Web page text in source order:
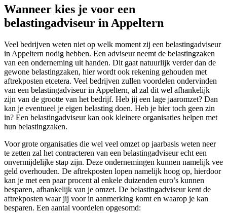
Wanneer kies je voor een
belastingadviseur in Appeltern
Veel bedrijven weten niet op welk moment zij een belastingadviseur
in Appeltern nodig hebben. Een adviseur neemt de belastingzaken
van een onderneming uit handen. Dit gaat natuurlijk verder dan de
gewone belastingzaken, hier wordt ook rekening gehouden met
aftrekposten etcetera. Veel bedrijven zullen voordelen ondervinden
van een belastingadviseur in Appeltern, al zal dit wel afhankelijk
zijn van de grootte van het bedrijf. Heb jij een lage jaaromzet? Dan
kan je eventueel je eigen belasting doen. Heb je hier toch geen zin
in? Een belastingadviseur kan ook kleinere organisaties helpen met
hun belastingzaken.
Voor grote organisaties die wel veel omzet op jaarbasis weten neer
te zetten zal het contracteren van een belastingadviseur echt een
onvermijdelijke stap zijn. Deze ondernemingen kunnen namelijk vee
geld overhouden. De aftrekposten lopen namelijk hoog op, hierdoor
kan je met een paar procent al enkele duizenden euro’s kunnen
besparen, afhankelijk van je omzet. De belastingadviseur kent de
aftrekposten waar jij voor in aanmerking komt en waarop je kan
besparen. Een aantal voordelen opgesomd: